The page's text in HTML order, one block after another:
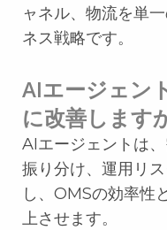
ャネル、物流を単
ネス戦略です。
AIエージェン
に改善します
AIエージェントは
振り分け、運用リ
し、OMSの効率性
上させます。